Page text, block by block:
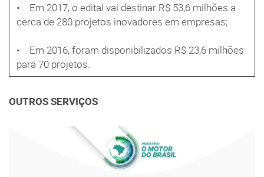
• Em 2017, o edital vai destinar R$ 53,6 milhões a
cerca de 280 projetos inovadores em empresas;
• Em 2016, foram disponibilizados R$ 23,6 milhões
para 70 projetos.
OUTROS SERVIÇOS